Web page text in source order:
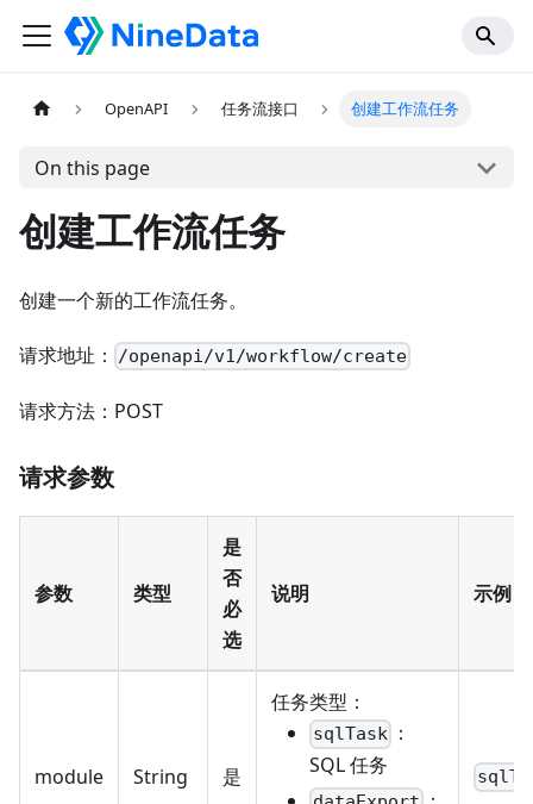
OpenAPI 任务流接口 创建工作流任务
On this page
创建工作流任务
创建一个新的工作流任务。
请求地址： /openapi/v1/workflow/create
请求方法：POST
请求参数
参数 类型
是
否
必
选
说明 示例
module String 是
任务类型：
sqlTask ：
SQL 任务